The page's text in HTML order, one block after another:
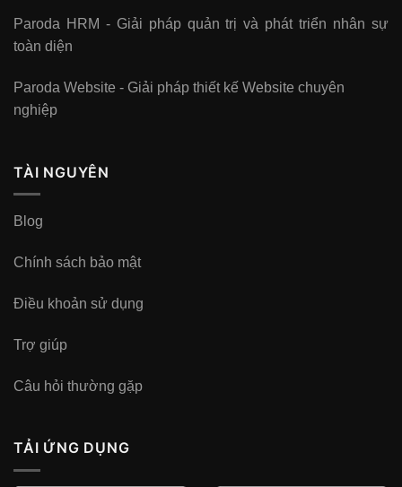
Paroda HRM - Giải pháp quản trị và phát triển nhân sự
toàn diện
Paroda Website - Giải pháp thiết kế Website chuyên
nghiệp
TÀI NGUYÊN
Blog
Chính sách bảo mật
Điều khoản sử dụng
Trợ giúp
Câu hỏi thường gặp
TẢI ỨNG DỤNG